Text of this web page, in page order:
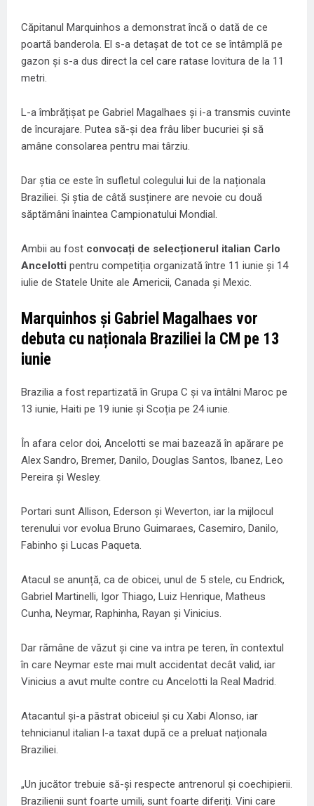
Căpitanul Marquinhos a demonstrat încă o dată de ce
poartă banderola. El s-a detașat de tot ce se întâmplă pe
gazon și s-a dus direct la cel care ratase lovitura de la 11
metri.
L-a îmbrățișat pe Gabriel Magalhaes și i-a transmis cuvinte
de încurajare. Putea să-și dea frâu liber bucuriei și să
amâne consolarea pentru mai târziu.
Dar știa ce este în sufletul colegului lui de la naționala
Braziliei. Și știa de câtă susținere are nevoie cu două
săptămâni înaintea Campionatului Mondial.
Ambii au fost convocați de selecționerul italian Carlo
Ancelotti pentru competiția organizată între 11 iunie și 14
iulie de Statele Unite ale Americii, Canada și Mexic.
Marquinhos și Gabriel Magalhaes vor
debuta cu naționala Braziliei la CM pe 13
iunie
Brazilia a fost repartizată în Grupa C și va întâlni Maroc pe
13 iunie, Haiti pe 19 iunie și Scoția pe 24 iunie.
În afara celor doi, Ancelotti se mai bazează în apărare pe
Alex Sandro, Bremer, Danilo, Douglas Santos, Ibanez, Leo
Pereira și Wesley.
Portari sunt Allison, Ederson și Weverton, iar la mijlocul
terenului vor evolua Bruno Guimaraes, Casemiro, Danilo,
Fabinho și Lucas Paqueta.
Atacul se anunță, ca de obicei, unul de 5 stele, cu Endrick,
Gabriel Martinelli, Igor Thiago, Luiz Henrique, Matheus
Cunha, Neymar, Raphinha, Rayan și Vinicius.
Dar rămâne de văzut și cine va intra pe teren, în contextul
în care Neymar este mai mult accidentat decât valid, iar
Vinicius a avut multe contre cu Ancelotti la Real Madrid.
Atacantul și-a păstrat obiceiul și cu Xabi Alonso, iar
tehnicianul italian l-a taxat după ce a preluat naționala
Braziliei.
„Un jucător trebuie să-și respecte antrenorul și coechipierii.
Brazilienii sunt foarte umili, sunt foarte diferiți. Vini care